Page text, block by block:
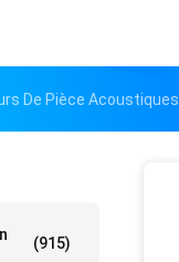
De Pièce Acoustiques
(915)